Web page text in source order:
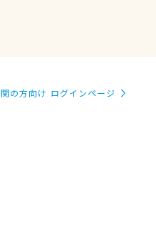
の方向け ログインページ